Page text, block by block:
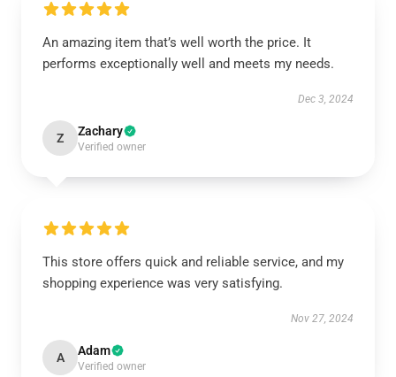
An amazing item that’s well worth the price. It
performs exceptionally well and meets my needs.
Dec 3, 2024
Z Zachary
Verified owner
This store offers quick and reliable service, and my
shopping experience was very satisfying.
Nov 27, 2024
A Adam
Verified owner